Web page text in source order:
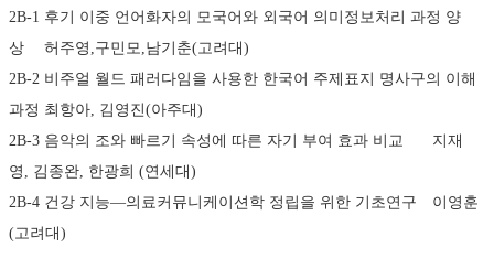
2B-1	후기 이중 언어화자의 모국어와 외국어 의미정보처리 과정 양
상	허주영,구민모,남기춘(고려대)
2B-2	비주얼 월드 패러다임을 사용한 한국어 주제표지 명사구의 이해
과정	최항아, 김영진(아주대)
2B-3	음악의 조와 빠르기 속성에 따른 자기 부여 효과 비교	지재
영, 김종완, 한광희 (연세대)
2B-4	건강 지능―의료커뮤니케이션학 정립을 위한 기초연구	이영훈
(고려대)